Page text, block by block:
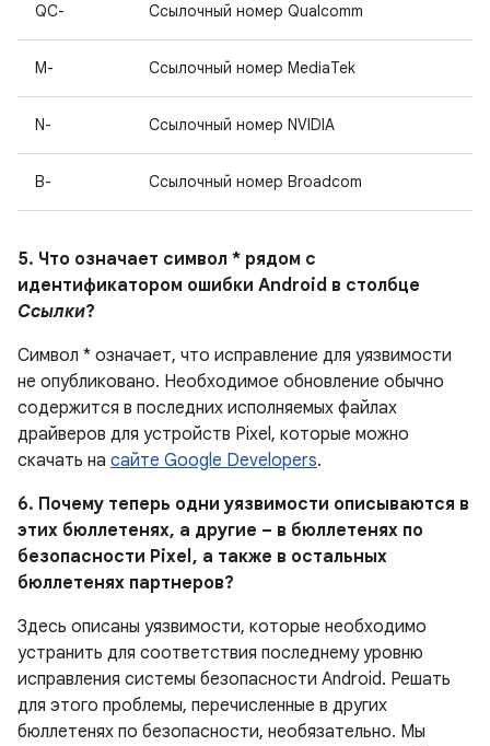
QC- Ссылочный номер Qualcomm
M- Ссылочный номер MediaTek
N- Ссылочный номер NVIDIA
B- Ссылочный номер Broadcom
5. Что означает символ * рядом с
идентификатором ошибки Android в столбце
Ссылки?
Символ * означает, что исправление для уязвимости
не опубликовано. Необходимое обновление обычно
содержится в последних исполняемых файлах
драйверов для устройств Pixel, которые можно
скачать на сайте Google Developers.
6. Почему теперь одни уязвимости описываются в
этих бюллетенях, а другие – в бюллетенях по
безопасности Pixel , а также в остальных
бюллетенях партнеров?
Здесь описаны уязвимости, которые необходимо
устранить для соответствия последнему уровню
исправления системы безопасности Android. Решать
для этого проблемы, перечисленные в других
бюллетенях по безопасности, необязательно. Мы